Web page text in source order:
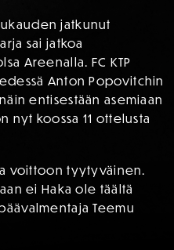
jatkunut
sai jatkoa
Areenalla. FC KTP
Anton Popovitchin
entisestään asemiaan
nyt koossa 11 ottelusta
voittoon tyytyväinen.
ei Haka ole täältä
Teemu